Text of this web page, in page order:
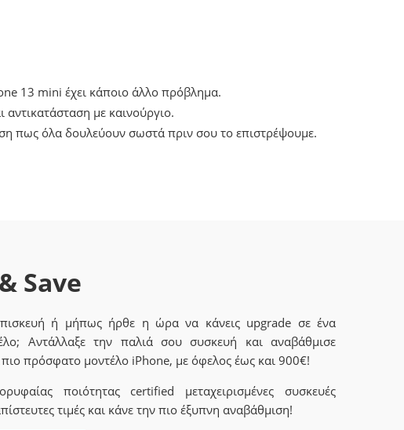
13 mini έχει κάποιο άλλο πρόβλημα.
με καινούργιο.
πως όλα δουλεύουν σωστά πριν σου το επιστρέψουμε.
Save
ή μήπως ήρθε η ώρα να κάνεις upgrade σε ένα
Αντάλλαξε την παλιά σου συσκευή και αναβάθμισε
πρόσφατο μοντέλο iPhone, με όφελος έως και 900€!
ποιότητας certified μεταχειρισμένες συσκευές
τιμές και κάνε την πιο έξυπνη αναβάθμιση!